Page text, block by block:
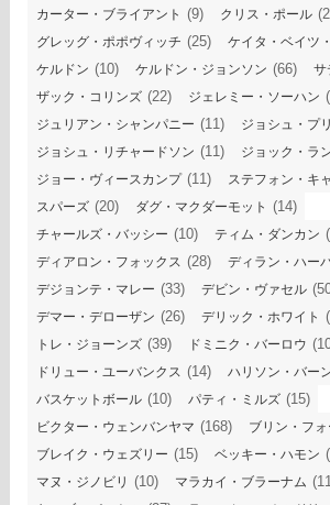
カーター・ブライアント (9) クリス・ポール
グレッグ・ポポヴィッチ (25) ケイタ・ベイツ
ケルドン (10) ケルドン・ジョンソン (66) サ
ザック・コリンズ (22) ジェレミー・ソーハン
ジュリアン・シャンパニー (11) ジョシュ・プ
ジョシュ・リチャードソン (11) ジョック・ラ
ジョー・ヴィースカンプ(11) ステフォン・キ
スパーズ (20) ダグ・マクダーモット (14)
チャールズ・バッシー (10) ティム・ダンカン
ディアロン・フォックス (28) ディラン・ハー
デジョンテ・マレー (33) デビン・ヴァセル
デマー・デローザン (26) デリック・ホワイト
トレ・ジョーンズ (39) ドミニク・バーロウ
ドリュー・ユーバンクス (14) ハリソン・バー
バスケットボール (10) パティ・ミルズ (15)
ビクター・ウェンバンヤマ (168) ブリン・フォ
ブレイク・ウェズリー (15) ベッキー・ハモン
マヌ・ジノビリ (10) マラカイ・ブラーナム